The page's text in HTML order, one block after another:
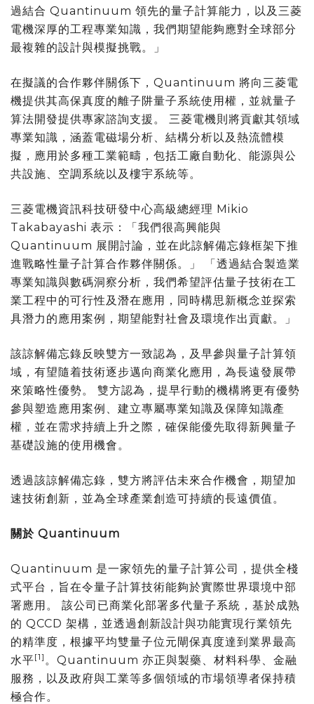
過結合 Quantinuum 領先的量子計算能力，以及三菱
電機深厚的工程專業知識，我們期望能夠應對全球部分
最複雜的設計與模擬挑戰。」
在擬議的合作夥伴關係下，Quantinuum 將向三菱電
機提供其高保真度的離子阱量子系統使用權，並就量子
算法開發提供專家諮詢支援。 三菱電機則將貢獻其領域
專業知識，涵蓋電磁場分析、結構分析以及熱流體模
擬，應用於多種工業範疇，包括工廠自動化、能源與公
共設施、空調系統以及樓宇系統等。
三菱電機資訊科技研發中心高級總經理 Mikio
Takabayashi 表示：「我們很高興能與
Quantinuum 展開討論，並在此諒解備忘錄框架下推
進戰略性量子計算合作夥伴關係。」 「透過結合製造業
專業知識與數碼洞察分析，我們希望評估量子技術在工
業工程中的可行性及潛在應用，同時構思新概念並探索
具潛力的應用案例，期望能對社會及環境作出貢獻。」
該諒解備忘錄反映雙方一致認為，及早參與量子計算領
域，有望隨着技術逐步邁向商業化應用，為長遠發展帶
來策略性優勢。 雙方認為，提早行動的機構將更有優勢
參與塑造應用案例、建立專屬專業知識及保障知識產
權，並在需求持續上升之際，確保能優先取得新興量子
基礎設施的使用機會。
透過該諒解備忘錄，雙方將評估未來合作機會，期望加
速技術創新，並為全球產業創造可持續的長遠價值。
關於 Quantinuum
Quantinuum 是一家領先的量子計算公司，提供全棧
式平台，旨在令量子計算技術能夠於實際世界環境中部
署應用。 該公司已商業化部署多代量子系統，基於成熟
的 QCCD 架構，並透過創新設計與功能實現行業領先
的精準度，根據平均雙量子位元閘保真度達到業界最高
水平[1] 。Quantinuum 亦正與製藥、材料科學、金融
服務，以及政府與工業等多個領域的市場領導者保持積
極合作。